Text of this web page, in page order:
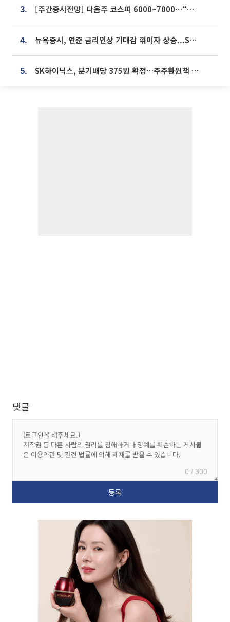
3. [주간증시전망] 다음주 코스피 6000~7000⋯“外人 수급은 정책이 변수”
4. 뉴욕증시, 연준 금리인상 기대감 꺾이자 상승...S&P500 사상 최고치 [종합]
5. SK하이닉스, 분기배당 375원 확정…주주환원책 9월로 앞당겨 발표
댓글
0 / 300